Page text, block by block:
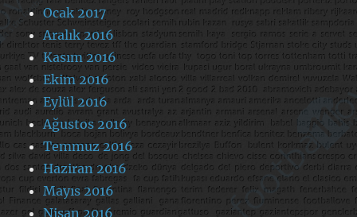
Ocak 2017
Aralık 2016
Kasım 2016
Ekim 2016
Eylül 2016
Ağustos 2016
Temmuz 2016
Haziran 2016
Mayıs 2016
Nisan 2016